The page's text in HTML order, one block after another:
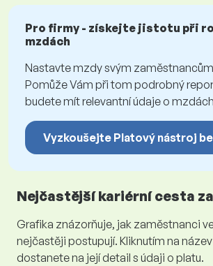
Pro firmy - získejte jistotu při
mzdách
Nastavte mzdy svým
Pomůže Vám při tom podrobný
budete mít relevantní údaje o
Vyzkoušejte Platový nástroj
Nejčastější kariérní cesta
Grafika znázorňuje, jak zaměstnanci
nejčastěji postupují. Kliknutím na
dostanete na její detail s údaji o platu.